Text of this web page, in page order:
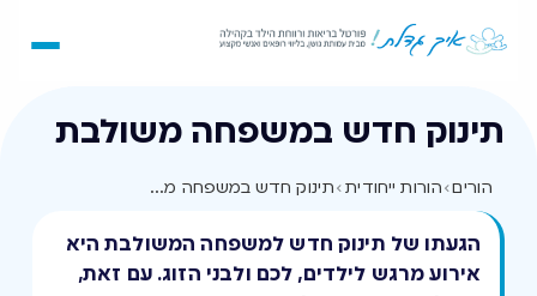
תינוק חדש במשפחה משולבת
הורים›הורות ייחודית› תינוק חדש במשפחה משולבת
הגעתו של תינוק חדש למשפחה המשולבת היא
אירוע מרגש לילדים, לכם ולבני הזוג. עם זאת,